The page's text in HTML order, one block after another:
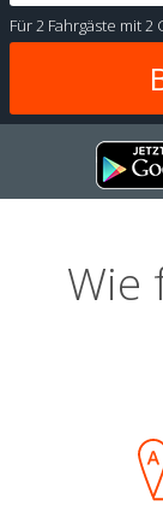
Für2 Fahrgäste mit2
Wie